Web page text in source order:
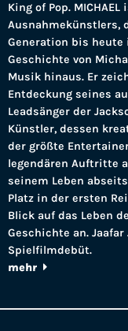
King of Pop.
Ausnahmekünstlers,
Generation bis
Geschichte von
Musik hinaus. Er
Entdeckung seines
Leadsänger der
Künstler, dessen
der größte
legendären Auftritte
seinem Leben
Platz in der ersten
Blick auf das Leben
Geschichte an.
Spielfilmdebüt.
mehr